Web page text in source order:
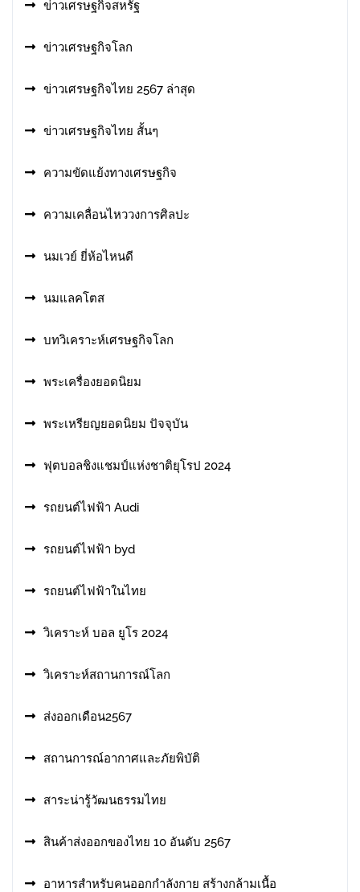
ข่าวเศรษฐกิจสหรัฐ
ข่าวเศรษฐกิจโลก
ข่าวเศรษฐกิจไทย 2567 ล่าสุด
ข่าวเศรษฐกิจไทย สั้นๆ
ความขัดแย้งทางเศรษฐกิจ
ความเคลื่อนไหววงการศิลปะ
นมเวย์ ยี่ห้อไหนดี
นมแลคโตส
บทวิเคราะห์เศรษฐกิจโลก
พระเครื่องยอดนิยม
พระเหรียญยอดนิยม ปัจจุบัน
ฟุตบอลชิงแชมป์แห่งชาติยุโรป 2024
รถยนต์ไฟฟ้า Audi
รถยนต์ไฟฟ้า byd
รถยนต์ไฟฟ้าในไทย
วิเคราะห์ บอล ยูโร 2024
วิเคราะห์สถานการณ์โลก
ส่งออกเดือน2567
สถานการณ์อากาศและภัยพิบัติ
สาระน่ารู้วัฒนธรรมไทย
สินค้าส่งออกของไทย 10 อันดับ 2567
อาหารสําหรับคนออกกําลังกาย สร้างกล้ามเนื้อ